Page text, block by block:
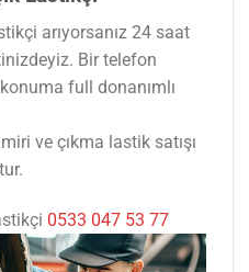
arıyorsanız 24 saat
Bir telefon
full donanımlı
ve çıkma lastik satışı
0533 047 53 77